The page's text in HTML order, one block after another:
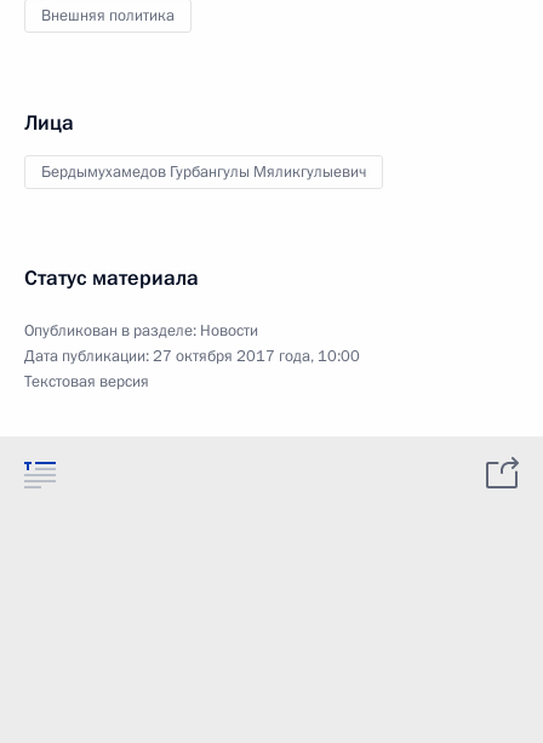
Внешняя политика
Лица
Бердымухамедов Гурбангулы Мяликгулыевич
Статус материала
Опубликован в разделе: Новости
Дата публикации:27 октября 2017 года, 10:00
Текстовая версия